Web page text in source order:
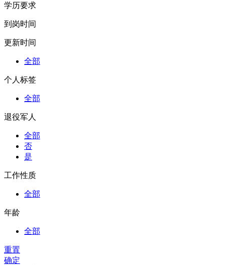
学历要求
到岗时间
更新时间
全部
个人标签
全部
退役军人
全部
否
是
工作性质
全部
年龄
全部
重置
确定